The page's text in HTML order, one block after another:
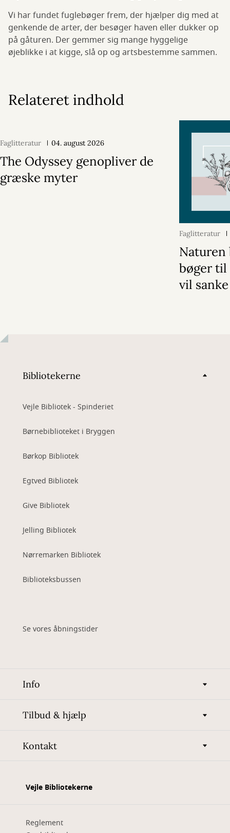
Vi har fundet fuglebøger frem, der hjælper dig med at
genkende de arter, der besøger haven eller dukker op
på gåturen. Der gemmer sig mange hyggelige
øjeblikke i at kigge, slå op og artsbestemme sammen.
Relateret indhold
Faglitteratur 04. august 2026
The Odyssey genopliver de
græske myter
Faglitteratur
Naturen
bøger til
vil sanke
Bibliotekerne
Vejle Bibliotek - Spinderiet
Børnebiblioteket i Bryggen
Børkop Bibliotek
Egtved Bibliotek
Give Bibliotek
Jelling Bibliotek
Nørremarken Bibliotek
Biblioteksbussen
Se vores åbningstider
Info
Tilbud & hjælp
Kontakt
Vejle Bibliotekerne
Reglement